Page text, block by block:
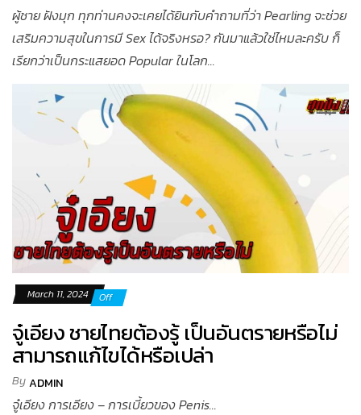
ผู้ชาย ฝังมุก ทุกท่านคงจะเคยได้ยินกับคำถามที่ว่า Pearling จะช่วย
เสริมความสุขในการมี Sex ได้จริงหรอ? กันมาแล้วใช่ไหมละครับ ก็
เรียกว่าเป็นกระแสยอด Popular ในโลก...
March 11, 2024 Off
จู๋เอียง ชายไทยต้องรู้ เป็นอันตรายหรือไม่
สามารถแก้ไขได้หรือเปล่า
ByADMIN
จู๋เอียง การเอียง – การเบี้ยวของ Penis...